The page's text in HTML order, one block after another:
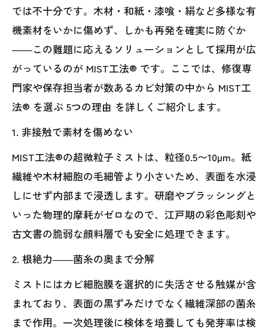
では不十分です。木材・和紙・漆喰・絹など多様な有
機素材をいかに傷めず、しかも再発を確実に防ぐか
――この難題に応えるソリューションとして採用が広
がっているのが MIST工法® です。ここでは、修復専
門家や保存担当者が数あるカビ対策の中から MIST工
法® を選ぶ 5つの理由 を詳しくご紹介します。
1. 非接触で素材を傷めない
MIST工法®の超微粒子ミストは、粒径0.5〜10µm。紙
繊維や木材細胞の毛細管より小さいため、表面を水浸
しにせず内部まで浸透します。研磨やブラッシングと
いった物理的摩耗がゼロなので、江戸期の彩色彫刻や
古文書の脆弱な顔料層でも安全に処理できます。
2. 根絶力――菌糸の奥まで分解
ミストにはカビ細胞膜を選択的に失活させる触媒が含
まれており、表面の黒ずみだけでなく繊維深部の菌糸
まで作用。一次処理後に検体を培養しても発芽率は検